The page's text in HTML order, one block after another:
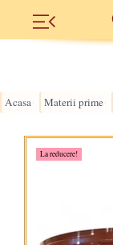
Acasa Materii prime
La reducere!